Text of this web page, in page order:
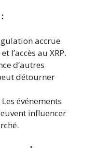
accrue
l’accès au XRP.
d’autres
détourner
Les événements
influencer